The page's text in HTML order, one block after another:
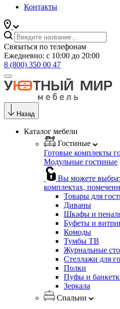
Контакты
Связаться по телефонам
Ежедневно: с 10:00 до 20:00
8 (800) 350 00 47
Назад
Каталог мебели
Гостиные
Готовые комплекты
Модульные гостиные
Вы можете
комплектах,
Товары для
Диваны
Шкафы и
Буфеты и
Комоды
Тумбы ТВ
Журнальные
Стеллажи для
Полки
Пуфы и
Зеркала
Спальни